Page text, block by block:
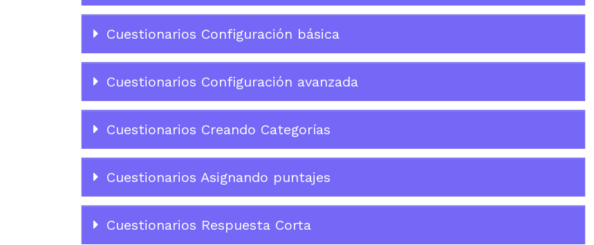
Cuestionarios Configuración básica
Cuestionarios Configuración avanzada
Cuestionarios Creando Categorías
Cuestionarios Asignando puntajes
Cuestionarios Respuesta Corta